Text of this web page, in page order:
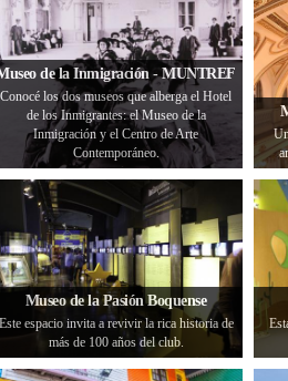
de la Inmigración - MUNTREF
Conocé los dos museos que alberga el Hotel
de los Inmigrantes: el Museo de la
Inmigración y el Centro de Arte
Contemporáneo.
Museo de la Pasión Boquense
espacio invita a revivir la rica historia de
más de 100 años del club.